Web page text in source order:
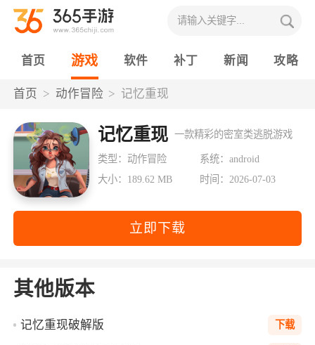
首页 游戏 软件 补丁 新闻 攻略
首页 动作冒险 记忆重现
记忆重现 一款精彩的密室类逃脱游戏
类型：动作冒险
系统：android
大小：189.62 MB
时间：2026-07-03
立即下载
其他版本
记忆重现破解版 下载